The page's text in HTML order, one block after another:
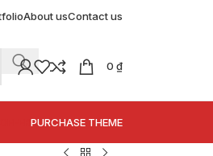
About usContact us
0 ₫
PURCHASE THEME